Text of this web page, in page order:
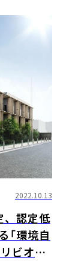
2022.10.13
、認定低
「環境自
ビオ浜